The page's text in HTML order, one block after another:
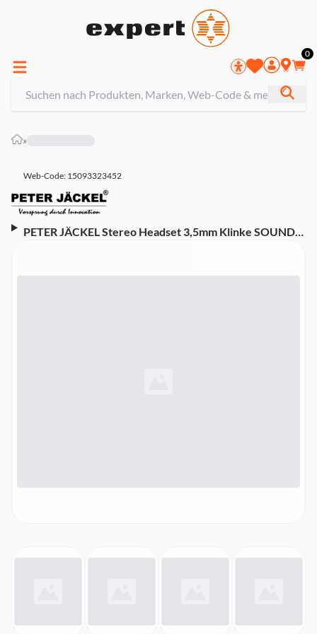
0
»
Web-Code: 15093323452
PETER JÄCKEL Stereo Headset 3,5mm Klinke SOUND